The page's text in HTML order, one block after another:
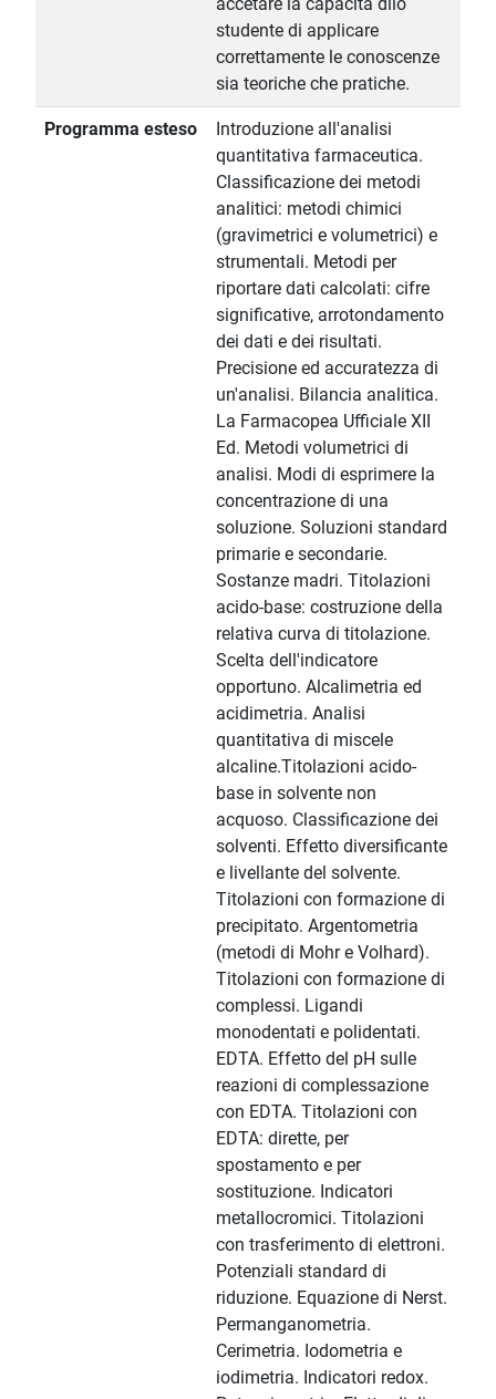
accetare la capacità dllo
studente di applicare
correttamente le conoscenze
sia teoriche che pratiche.
Programma esteso
Introduzione all'analisi
quantitativa farmaceutica.
Classificazione dei metodi
analitici: metodi chimici
(gravimetrici e volumetrici) e
strumentali. Metodi per
riportare dati calcolati: cifre
significative, arrotondamento
dei dati e dei risultati.
Precisione ed accuratezza di
un'analisi. Bilancia analitica.
La Farmacopea Ufficiale XII
Ed. Metodi volumetrici di
analisi. Modi di esprimere la
concentrazione di una
soluzione. Soluzioni standard
primarie e secondarie.
Sostanze madri. Titolazioni
acido-base: costruzione della
relativa curva di titolazione.
Scelta dell'indicatore
opportuno. Alcalimetria ed
acidimetria. Analisi
quantitativa di miscele
alcaline.Titolazioni acido-
base in solvente non
acquoso. Classificazione dei
solventi. Effetto diversificante
e livellante del solvente.
Titolazioni con formazione di
precipitato. Argentometria
(metodi di Mohr e Volhard).
Titolazioni con formazione di
complessi. Ligandi
monodentati e polidentati.
EDTA. Effetto del pH sulle
reazioni di complessazione
con EDTA. Titolazioni con
EDTA: dirette, per
spostamento e per
sostituzione. Indicatori
metallocromici. Titolazioni
con trasferimento di elettroni.
Potenziali standard di
riduzione. Equazione di Nerst.
Permanganometria.
Cerimetria. Iodometria e
iodimetria. Indicatori redox.